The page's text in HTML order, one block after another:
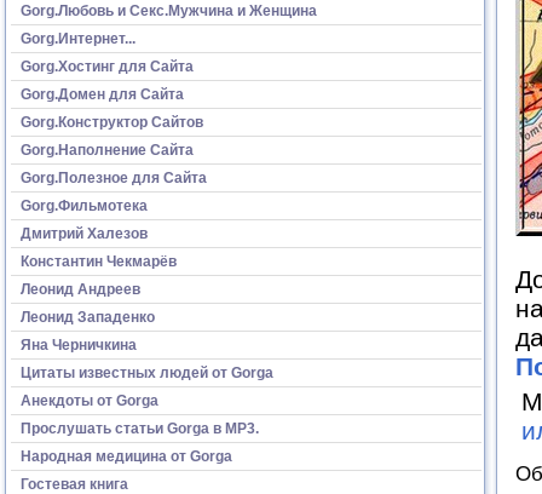
Gorg.Любовь и Секс.Мужчина и Женщина
Gorg.Интернет...
Gorg.Хостинг для Сайта
Gorg.Домен для Сайта
Gorg.Конструктор Сайтов
Gorg.Наполнение Сайта
Gorg.Полезное для Сайта
Gorg.Фильмотека
Дмитрий Халезов
Константин Чекмарёв
Леонид Андреев
Леонид Западенко
Яна Черничкина
Цитаты известных людей от Gorga
Анекдоты от Gorga
Прослушать статьи Gorga в МР3.
Народная медицина от Gorga
Гостевая книга